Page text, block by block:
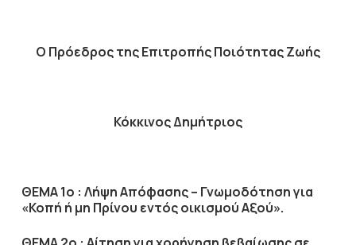
Ο Πρόεδροςτης Επιτροπής Ποιότητας Ζωής
Κόκκινος Δημήτριος
ΘΕΜΑ 1ο : Λήψη Απόφασης – Γνωμοδότηση για
«Κοπή ή μη Πρίνου εντός οικισμού Αξού».